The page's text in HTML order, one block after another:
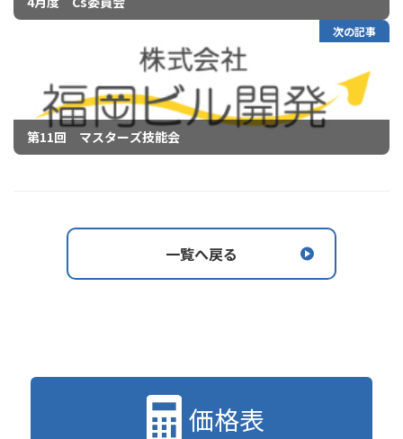
次の記事
第11回 マスターズ技能会
一覧へ戻る
価格表